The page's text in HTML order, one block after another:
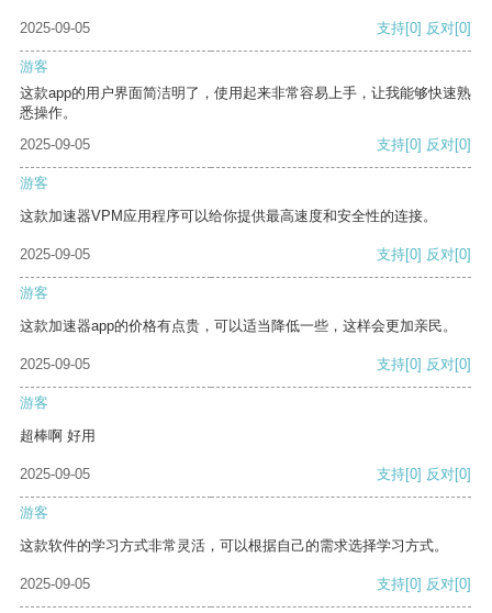
2025-09-05 支持[0] 反对[0]
游客
这款app的用户界面简洁明了，使用起来非常容易上手，让我能够快速熟
悉操作。
2025-09-05
支持[0] 反对[0]
游客
这款加速器VPM应用程序可以给你提供最高速度和安全性的连接。
2025-09-05 支持[0] 反对[0]
游客
这款加速器app的价格有点贵，可以适当降低一些，这样会更加亲民。
2025-09-05 支持[0] 反对[0]
游客
超棒啊 好用
2025-09-05 支持[0] 反对[0]
游客
这款软件的学习方式非常灵活，可以根据自己的需求选择学习方式。
2025-09-05 支持[0] 反对[0]